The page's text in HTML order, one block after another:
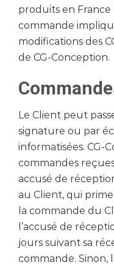
produits en
commande
modifications des
de CG-Conception.
Le Client peut
signature ou par
informatisées. CG-
commandes
accusé de
au Client, qui
la commande du
l’accusé de
jours suivant sa
commande. Sinon,